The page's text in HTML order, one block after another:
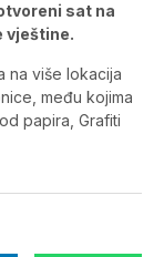
sat na
vještine.
na više lokacija
među kojima
papira, Grafiti